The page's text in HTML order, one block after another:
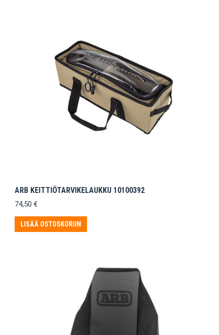
ARB KEITTIÖTARVIKELAUKKU 10100392
74,50 €
LISÄÄ OSTOSKORIIN